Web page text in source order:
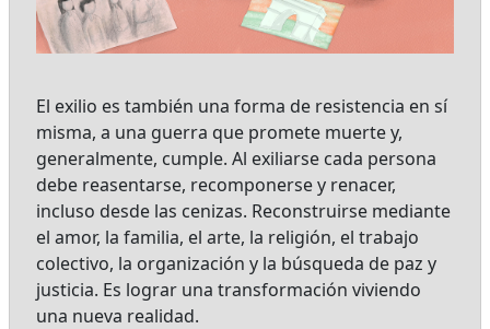
El exilio es también una forma de resistencia en sí
misma, a una guerra que promete muerte y,
generalmente, cumple. Al exiliarse cada persona
debe reasentarse, recomponerse y renacer,
incluso desde las cenizas. Reconstruirse mediante
el amor, la familia, el arte, la religión, el trabajo
colectivo, la organización y la búsqueda de paz y
justicia. Es lograr una transformación viviendo
una nueva realidad.